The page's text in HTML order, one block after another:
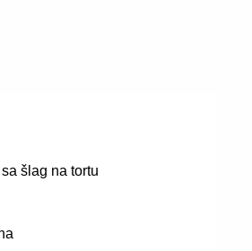
šlag na tortu